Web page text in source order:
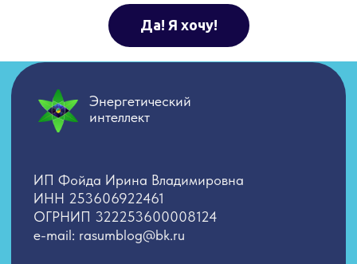
Да! Я хочу!